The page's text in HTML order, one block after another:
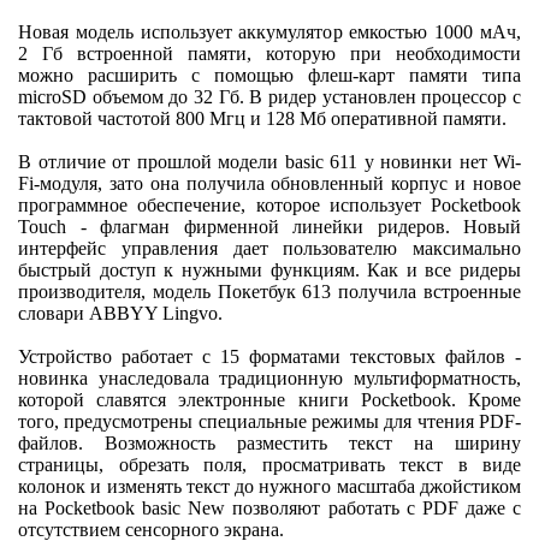
Новая модель использует аккумулятор емкостью 1000 мАч,
2 Гб встроенной памяти, которую при необходимости
можно расширить с помощью флеш-карт памяти типа
microSD объемом до 32 Гб. В ридер установлен процессор с
тактовой частотой 800 Мгц и 128 Мб оперативной памяти.
В отличие от прошлой модели basic 611 у новинки нет Wi-
Fi-модуля, зато она получила обновленный корпус и новое
программное обеспечение, которое использует Pocketbook
Touch - флагман фирменной линейки ридеров. Новый
интерфейс управления дает пользователю максимально
быстрый доступ к нужными функциям. Как и все ридеры
производителя, модель Покетбук 613 получила встроенные
словари ABBYY Lingvo.
Устройство работает с 15 форматами текстовых файлов -
новинка унаследовала традиционную мультиформатность,
которой славятся электронные книги Pocketbook. Кроме
того, предусмотрены специальные режимы для чтения PDF-
файлов. Возможность разместить текст на ширину
страницы, обрезать поля, просматривать текст в виде
колонок и изменять текст до нужного масштаба джойстиком
на Pocketbook basic New позволяют работать с PDF даже с
отсутствием сенсорного экрана.